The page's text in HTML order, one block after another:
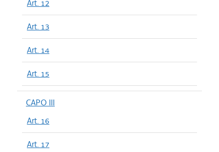
Art. 12
Art. 13
Art. 14
Art. 15
CAPO III
Art. 16
Art. 17